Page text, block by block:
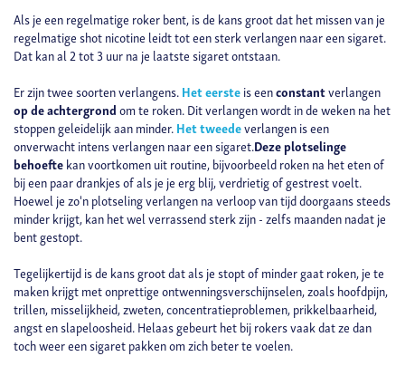
Als je een regelmatige roker bent, is de kans groot dat het missen van je
regelmatige shot nicotine leidt tot een sterk verlangen naar een sigaret.
Dat kan al 2 tot 3 uur na je laatste sigaret ontstaan.
Er zijn twee soorten verlangens.Het eersteis eenconstantverlangen
op de achtergrondom te roken. Dit verlangen wordt in de weken na het
stoppen geleidelijk aan minder.Het tweedeverlangen is een
onverwacht intens verlangen naar een sigaret.Deze plotselinge
behoeftekan voortkomen uit routine, bijvoorbeeld roken na het eten of
bij een paar drankjes of als je je erg blij, verdrietig of gestrest voelt.
Hoewel je zo'n plotseling verlangen na verloop van tijd doorgaans steeds
minder krijgt, kan het wel verrassend sterk zijn - zelfs maanden nadat je
bent gestopt.
Tegelijkertijd is de kans groot dat als je stopt of minder gaat roken, je te
maken krijgt met onprettige ontwenningsverschijnselen, zoals hoofdpijn,
trillen, misselijkheid, zweten, concentratieproblemen, prikkelbaarheid,
angst en slapeloosheid. Helaas gebeurt het bij rokers vaak dat ze dan
toch weer een sigaret pakken om zich beter te voelen.